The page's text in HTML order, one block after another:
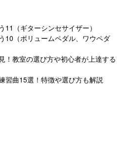
（ギターシンセサイザー）
10（ボリュームペダル、ワウペダ
！教室の選び方や初心者が上達する
習曲15選！特徴や選び方も解説